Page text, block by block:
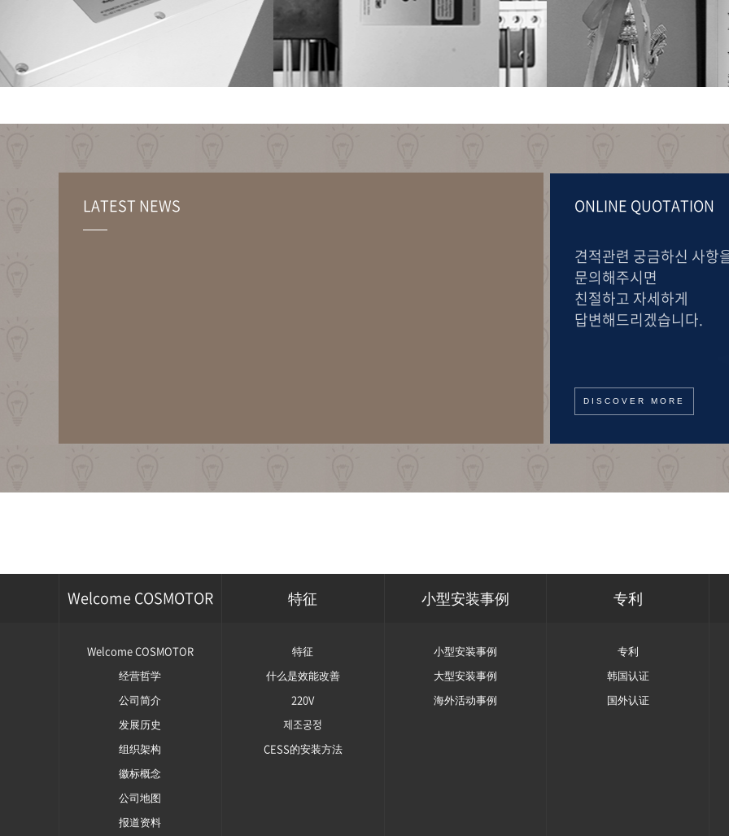
LATEST NEWS ONLINE QUOTATION
견적관련 궁금하신 사항
문의해주시면
친절하고 자세하게
답변해드리겠습니다.
DISCOVER MORE
Welcome COSMOTOR 特征 小型安装事例 专利
Welcome COSMOTOR
经营哲学
公司简介
发展历史
组织架构
徽标概念
公司地图
报道资料
特征
什么是效能改善
220V
제조공정
CESS的安装方法
小型安装事例
大型安装事例
海外活动事例
专利
韩国认证
国外认证